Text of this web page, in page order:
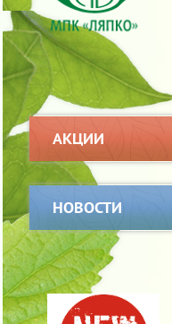
АКЦИИ
НОВОСТИ